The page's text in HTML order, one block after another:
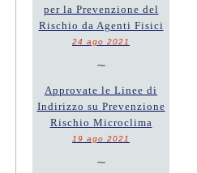
per la Prevenzione del
Rischio da Agenti Fisici
24 ago 2021
~
Approvate le Linee di
Indirizzo su Prevenzione
Rischio Microclima
19 ago 2021
~